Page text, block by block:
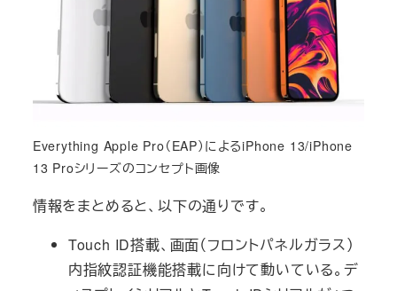
Everything Apple Pro（EAP）によるiPhone 13/iPhone
13 Proシリーズのコンセプト画像
情報をまとめると、以下の通りです。
Touch ID搭載、画面（フロントパネルガラス）
内指紋認証機能搭載に向けて動いている。デ